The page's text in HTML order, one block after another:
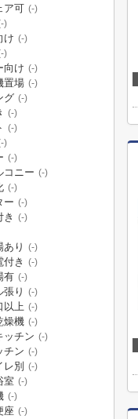
ア可 (-)
)
け (-)
)
向け (-)
置場 (-)
グ (-)
(-)
(-)
)
(-)
コニー (-)
(-)
ー (-)
き (-)
あり (-)
付き (-)
有 (-)
張り (-)
以上 (-)
燥機 (-)
ッチン (-)
チン (-)
レ別 (-)
室 (-)
(-)
座 (-)